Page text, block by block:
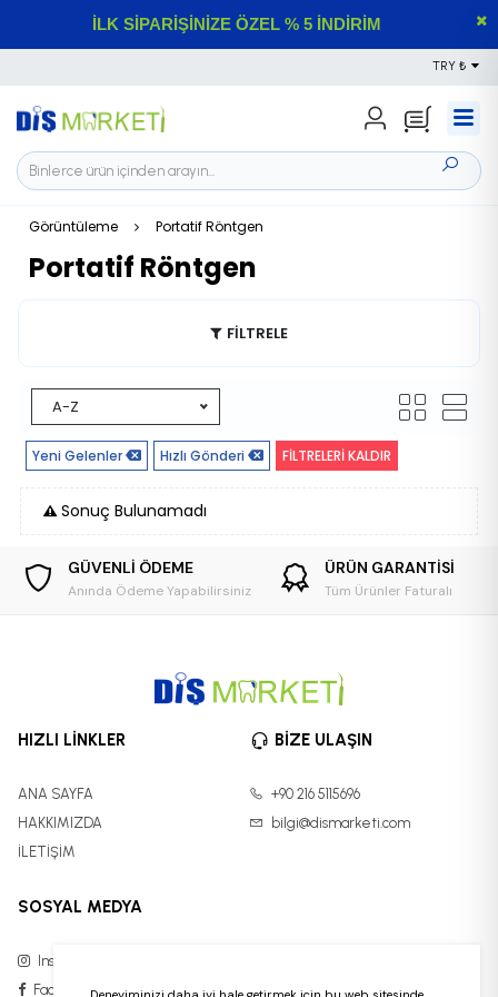
İLK SİPARİŞİNİZE ÖZEL % 5 İNDİRİM
TRY ₺
Görüntüleme Portatif Röntgen
Portatif Röntgen
FİLTRELE
A-Z
Yeni Gelenler Hızlı Gönderi FİLTRELERİ KALDIR
Sonuç Bulunamadı
GÜVENLİ ÖDEME
Anında Ödeme Yapabilirsiniz
ÜRÜN GARANTİSİ
Tüm Ürünler Faturalı
HIZLI LİNKLER
ANA SAYFA
HAKKIMIZDA
İLETİŞİM
BİZE ULAŞIN
+90 216 5115696
bilgi@dismarketi.com
SOSYAL MEDYA
Instagram
Facebook